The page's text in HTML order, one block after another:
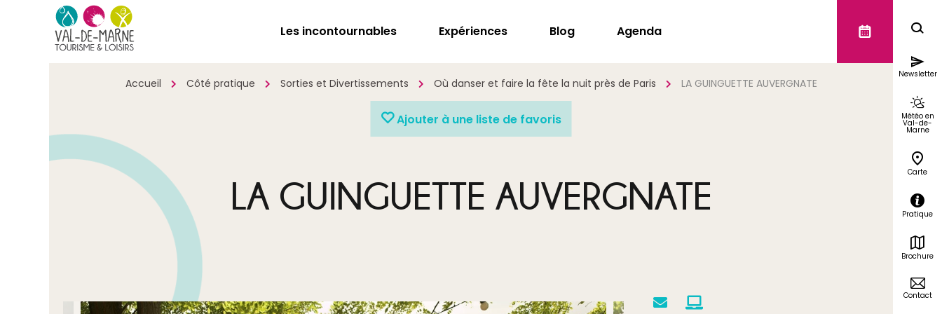
Les incontournables Expériences Blog Agenda
Accueil Côté pratique Sorties et Divertissements Où danser et faire la fête la nuit près de Paris LA GUINGUETTE AUVERGNATE
Newsletter
Météo en
Val-de-
Marne
Carte
Pratique
Brochure
Contact
Ajouter à une liste de favoris
LA GUINGUETTE AUVERGNATE